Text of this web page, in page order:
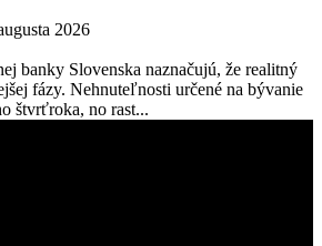
2026
banky Slovenska naznačujú, že realitný
fázy. Nehnuteľnosti určené na bývanie
štvrťroka, no rast...